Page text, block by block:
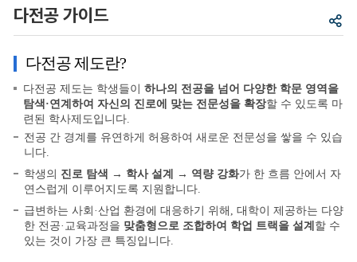
공
다전공 가이드
다전공 제도란?
다전공 제도는 학생들이 하나의 전공을 넘어 다양한 학문 영역을
탐색·연계하여 자신의 진로에 맞는 전문성을 확장할 수 있도록 마
련된 학사제도입니다.
전공 간 경계를 유연하게 허용하여 새로운 전문성을 쌓을 수 있습
니다.
학생의 진로 탐색 → 학사 설계 → 역량 강화가 한 흐름 안에서 자
연스럽게 이루어지도록 지원합니다.
급변하는 사회·산업 환경에 대응하기 위해, 대학이 제공하는 다양
한 전공·교육과정을 맞춤형으로 조합하여 학업 트랙을 설계 할 수
있는 것이 가장 큰 특징입니다.